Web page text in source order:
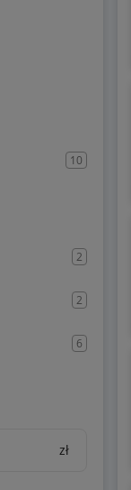
10
2
2
6
zł